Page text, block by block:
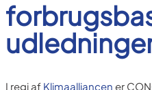
I regi af Klimaalliancen er